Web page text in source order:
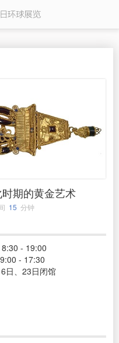
期的黄金艺术
15 分钟
- 19:00
- 17:30
日、23日闭馆